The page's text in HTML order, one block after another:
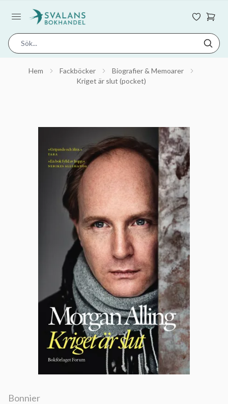
Hem Fackböcker
Biografier & Memoarer
Kriget är slut (pocket)
Bonnier